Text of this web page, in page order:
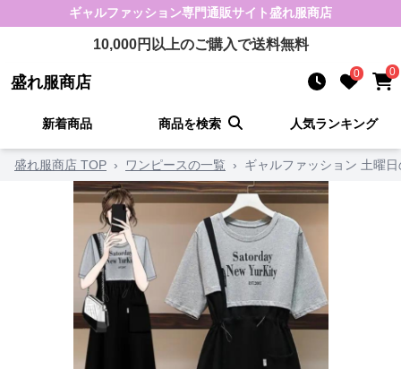
ギャルファッション専門通販サイト盛れ服商店
10,000円以上のご購入で送料無料
盛れ服商店 0 0
新着商品 商品を検索 人気ランキング
盛れ服商店 TOP › ワンピースの一覧 › ギャルファッション 土曜